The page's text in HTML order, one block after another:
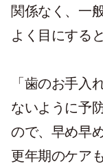
関係なく、一
よく目にする
「歯のお手入
ないように予
ので、早め早
更年期のケア